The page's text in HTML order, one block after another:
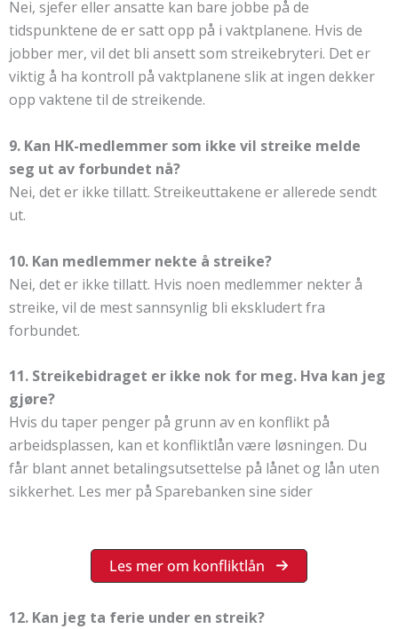
Nei, sjefer eller ansatte kan bare jobbe på de
tidspunktene de er satt opp på i vaktplanene. Hvis de
jobber mer, vil det bli ansett som streikebryteri. Det er
viktig å ha kontroll på vaktplanene slik at ingen dekker
opp vaktene til de streikende.
9. Kan HK-medlemmer som ikke vil streike melde
seg ut av forbundet nå?
Nei, det er ikke tillatt. Streikeuttakene er allerede sendt
ut.
10. Kan medlemmer nekte å streike?
Nei, det er ikke tillatt. Hvis noen medlemmer nekter å
streike, vil de mest sannsynlig bli ekskludert fra
forbundet.
11. Streikebidraget er ikke nok for meg. Hva kan jeg
gjøre?
Hvis du taper penger på grunn av en konflikt på
arbeidsplassen, kan et konfliktlån være løsningen. Du
får blant annet betalingsutsettelse på lånet og lån uten
sikkerhet. Les mer på Sparebanken sine sider
Les mer om konfliktlån
12. Kan jeg ta ferie under en streik?